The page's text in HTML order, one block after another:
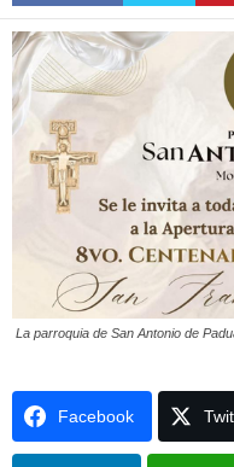
La parroquia de San Antonio de
Facebook